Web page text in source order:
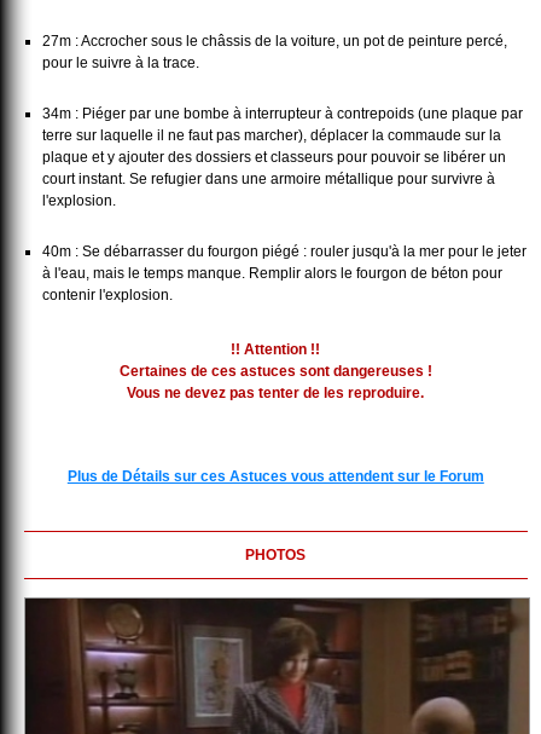
27m : Accrocher sous le châssis de la voiture, un pot de peinture percé,
pour le suivre à la trace.
34m : Piéger par une bombe à interrupteur à contrepoids (une plaque par
terre sur laquelle il ne faut pas marcher), déplacer la commaude sur la
plaque et y ajouter des dossiers et classeurs pour pouvoir se libérer un
court instant. Se refugier dans une armoire métallique pour survivre à
l'explosion.
40m : Se débarrasser du fourgon piégé : rouler jusqu'à la mer pour le jeter
à l'eau, mais le temps manque. Remplir alors le fourgon de béton pour
contenir l'explosion.
!! Attention !!
Certaines de ces astuces sont dangereuses !
Vous ne devez pas tenter de les reproduire.
Plus de Détails sur ces Astuces vous attendent sur le Forum
PHOTOS